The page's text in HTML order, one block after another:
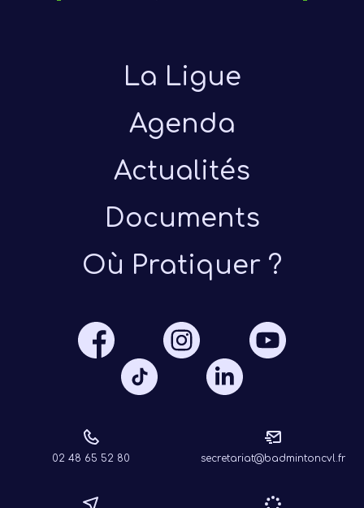
La Ligue
Agenda
Actualités
Documents
Où Pratiquer ?
02 48 65 52 80 secretariat@badmintoncvl.fr